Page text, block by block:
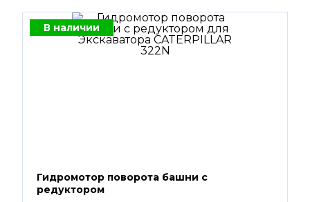
В наличии
Гидромотор поворота башни с
редуктором